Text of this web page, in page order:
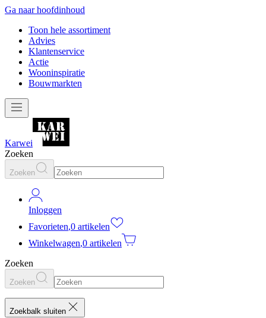
Ga naar hoofdinhoud
Toon hele assortiment
Advies
Klantenservice
Actie
Wooninspiratie
Bouwmarkten
Karwei
Zoeken
Zoeken
Inloggen
Favorieten,0 artikelen
Winkelwagen,0 artikelen
Zoeken
Zoeken
Zoekbalk sluiten